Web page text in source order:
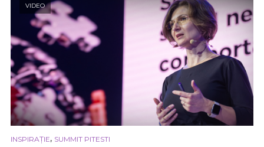
VIDEO
INSPIRAȚIE, SUMMIT PITESTI